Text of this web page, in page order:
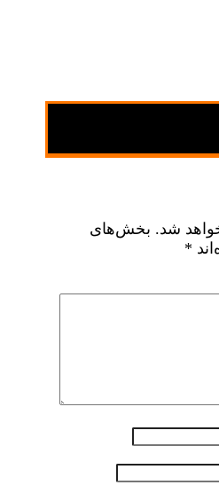
شد. بخش‌های
*